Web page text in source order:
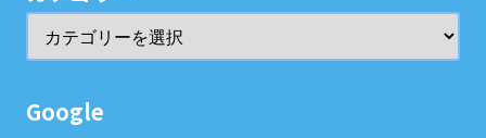
Google